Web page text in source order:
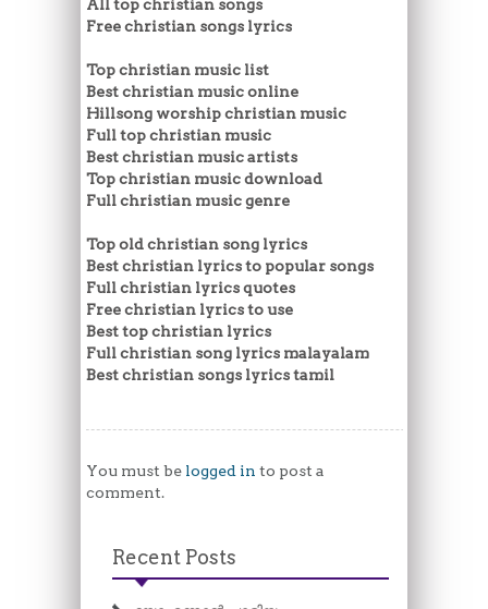
All top christian songs
Free christian songs lyrics
Top christian music list
Best christian music online
Hillsong worship christian music
Full top christian music
Best christian music artists
Top christian music download
Full christian music genre
Top old christian song lyrics
Best christian lyrics to popular songs
Full christian lyrics quotes
Free christian lyrics to use
Best top christian lyrics
Full christian song lyrics malayalam
Best christian songs lyrics tamil
You must be logged in to post a
comment.
Recent Posts